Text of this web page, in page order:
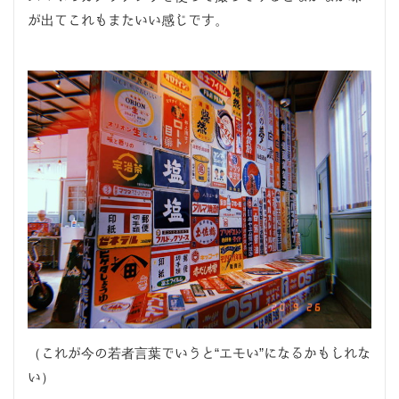
が出てこれもまたいい感じです。
（これが今の若者言葉でいうと“エモい”になるかもしれな
い）